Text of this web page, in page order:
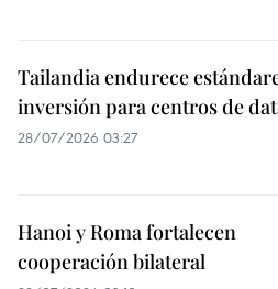
Tailandia endurece
inversión para centros de
28/07/2026 03:27
Hanoi y Roma fortalecen
cooperación bilateral